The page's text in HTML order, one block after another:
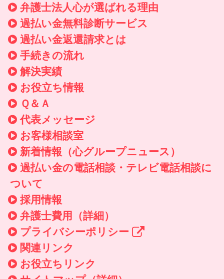
弁護士法人心が選ばれる理由
過払い金無料診断サービス
過払い金返還請求とは
手続きの流れ
解決実績
お役立ち情報
Ｑ＆Ａ
代表メッセージ
お客様相談室
新着情報 （心グループニュース）
過払い金の電話相談・テレビ電話相談に
ついて
採用情報
弁護士費用（詳細）
プライバシーポリシー
関連リンク
お役立ちリンク